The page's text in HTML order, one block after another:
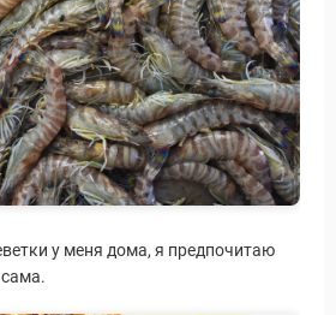
у меня дома, я предпочитаю